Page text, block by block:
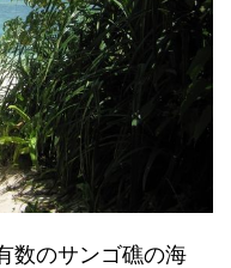
数のサンゴ礁の海